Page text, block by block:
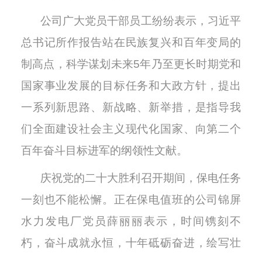
公司广大党员干部员工纷纷表示，习近平
总书记所作报告站在民族复兴和百年变局的
制高点，科学谋划未来5年乃至更长时期党和
国家事业发展的目标任务和大政方针，提出
一系列新思路、新战略、新举措，是指导我
们全面建设社会主义现代化国家、向第二个
百年奋斗目标进军的纲领性文献。
庆祝党的二十大胜利召开期间，保电任务
一刻也不能松懈。正在保电值班的公司锦屏
水力发电厂党员薛丽丽表示，时间镌刻不
朽，奋斗成就永恒，十年砥砺奋进，绘写壮